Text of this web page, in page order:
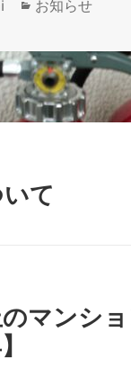
カ
ゴ
リ
ー
お知らせ
て
マンシ